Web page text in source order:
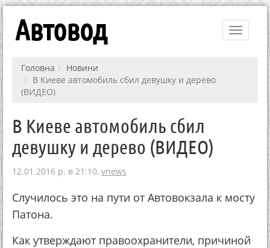
Toggle
Автовод
Головна
Новини
В Киеве автомобиль сбил девушку и дерево
(ВИДЕО)
В Киеве автомобиль сбил
девушку и дерево (ВИДЕО)
12.01.2016 р. в 21:10, vnews
Случилось это на пути от Автовокзала к мосту
Патона.
Как утверждают правоохранители, причиной